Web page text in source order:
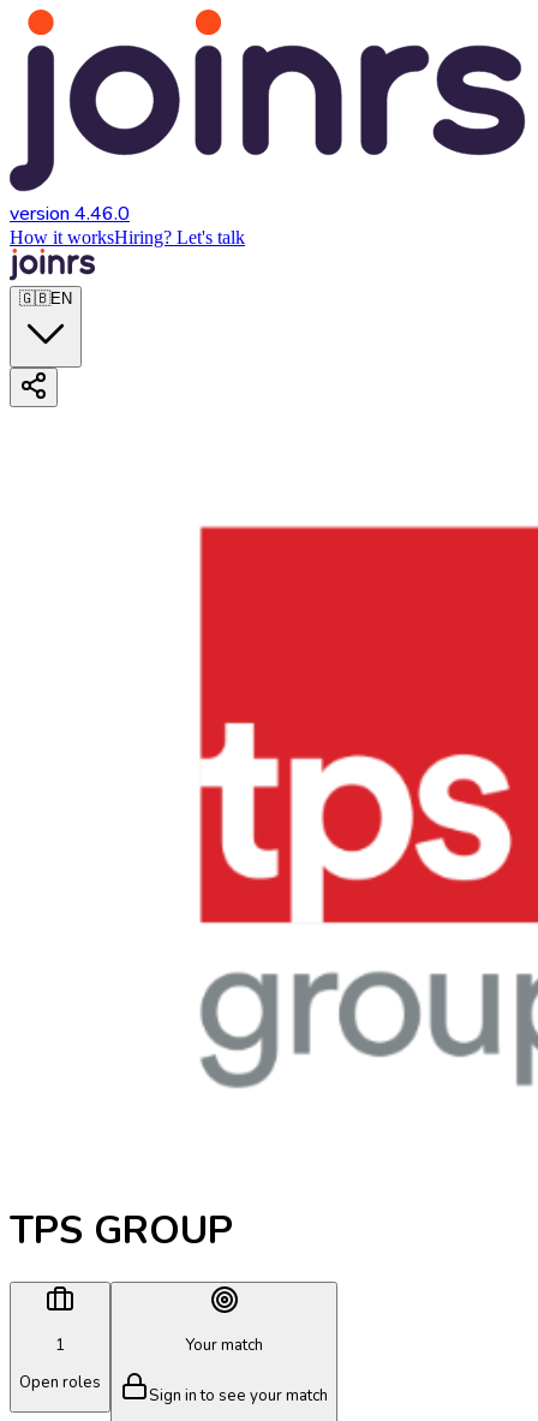
version 4.46.0
How it worksHiring? Let's talk
🇬🇧EN
TPS GROUP
1
Open roles
Your match
Sign in to see your match